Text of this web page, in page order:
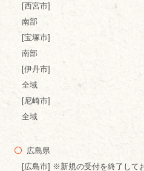
[西宮市]
南部
[宝塚市]
南部
[伊丹市]
全域
[尼崎市]
全域
広島県
[広島市] ※新規の受付を終了して